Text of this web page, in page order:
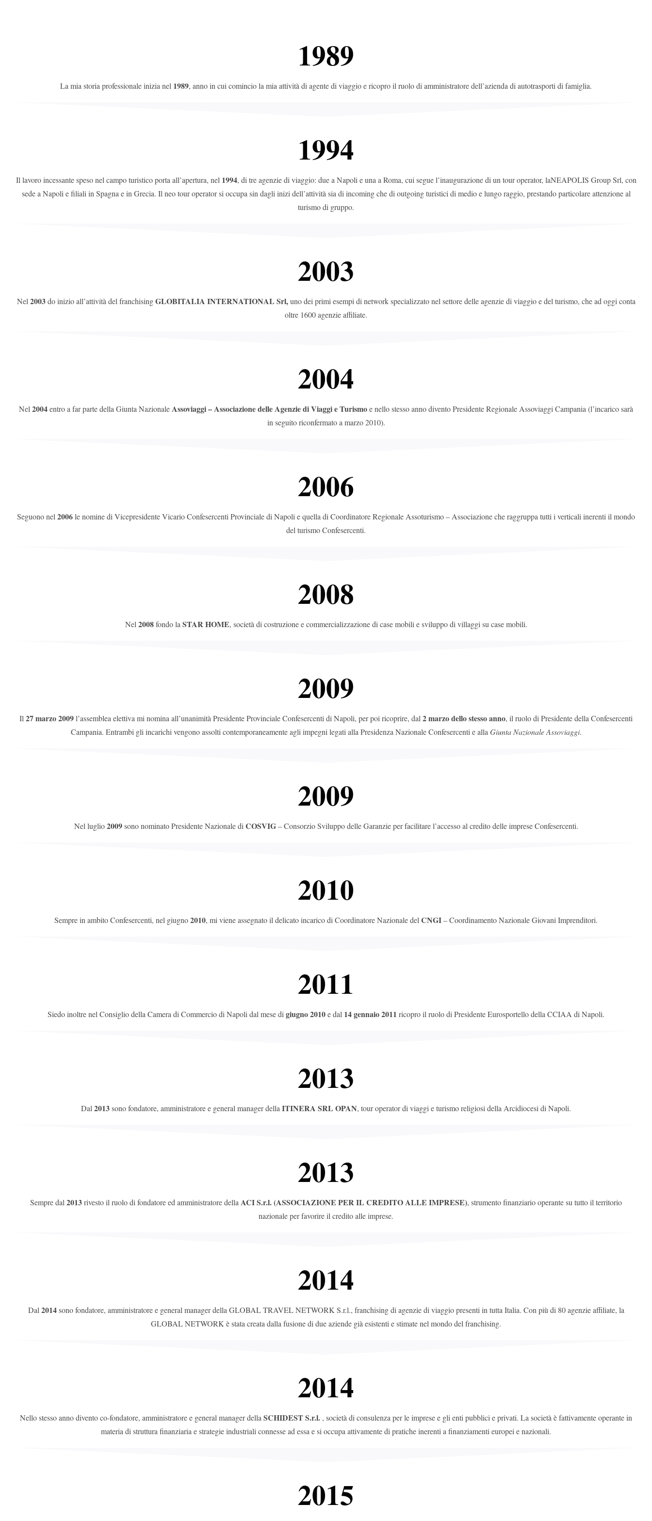
1989
La mia storia professionale inizia nel 1989, anno in cui comincio la mia attività di agente di viaggio e ricopro il ruolo di amministratore dell’azienda di autotrasporti di famiglia.
1994
Il lavoro incessante speso nel campo turistico porta all’apertura, nel 1994, di tre agenzie di viaggio: due a Napoli e una a Roma, cui segue l’inaugurazione di un tour operator, laNEAPOLIS Group Srl, con
sede a Napoli e filiali in Spagna e in Grecia. Il neo tour operator si occupa sin dagli inizi dell’attività sia di incoming che di outgoing turistici di medio e lungo raggio, prestando particolare attenzione al
turismo di gruppo.
2003
Nel 2003do inizio all’attività del franchisingGLOBITALIA INTERNATIONAL Srl,uno dei primi esempi di network specializzato nel settore delle agenzie di viaggio e del turismo, che ad oggi conta
oltre 1600 agenzie affiliate.
2004
Nel 2004entro a far parte della Giunta Nazionale Assoviaggi – Associazione delle Agenzie di Viaggi e Turismoe nello stesso anno divento Presidente Regionale Assoviaggi Campania (l’incarico sarà
in seguito riconfermato a marzo 2010).
2006
Seguono nel 2006le nomine di Vicepresidente Vicario Confesercenti Provinciale di Napoli e quella di Coordinatore Regionale Assoturismo – Associazione che raggruppa tutti i verticali inerenti il mondo
del turismo Confesercenti.
2008
Nel 2008fondo la STAR HOME, società di costruzione e commercializzazione di case mobili e sviluppo di villaggi su case mobili.
2009
Il 27 marzo 2009l’assemblea elettiva mi nomina all’unanimità Presidente Provinciale Confesercenti di Napoli, per poi ricoprire, dal 2 marzo dello stesso anno, il ruolo di Presidente della Confesercenti
Campania. Entrambi gli incarichi vengono assolti contemporaneamente agli impegni legati alla Presidenza Nazionale Confesercenti e alla Giunta Nazionale Assoviaggi.
2009
Nel luglio2009sono nominato Presidente Nazionale di COSVIG– Consorzio Sviluppo delle Garanzie per facilitare l’accesso al credito delle imprese Confesercenti.
2010
Sempre in ambito Confesercenti, nel giugno2010, mi viene assegnato il delicato incarico di Coordinatore Nazionale del CNGI– Coordinamento Nazionale Giovani Imprenditori.
2011
Siedo inoltre nel Consiglio della Camera di Commercio di Napoli dal mese di giugno 2010e dal 14 gennaio 2011 ricopro il ruolo di Presidente Eurosportello della CCIAA di Napoli.
2013
Dal 2013sono fondatore, amministratore e general manager della ITINERA SRL OPAN, tour operator di viaggi e turismo religiosi della Arcidiocesi di Napoli.
2013
Sempre dal 2013rivesto il ruolo di fondatore ed amministratore della ACI S.r.l. (ASSOCIAZIONE PER IL CREDITO ALLE IMPRESE), strumento finanziario operante su tutto il territorio
nazionale per favorire il credito alle imprese.
2014
Dal 2014sono fondatore, amministratore e general manager della GLOBAL TRAVEL NETWORK S.r.l., franchising di agenzie di viaggio presenti in tutta Italia. Con più di 80 agenzie affiliate, la
GLOBAL NETWORK è stata creata dalla fusione di due aziende già esistenti e stimate nel mondo del franchising.
2014
Nello stesso anno divento co-fondatore, amministratore e general manager della SCHIDEST S.r.l. , società di consulenza per le imprese e gli enti pubblici e privati. La società è fattivamente operante in
materia di struttura finanziaria e strategie industriali connesse ad essa e si occupa attivamente di pratiche inerenti a finanziamenti europei e nazionali.
2015